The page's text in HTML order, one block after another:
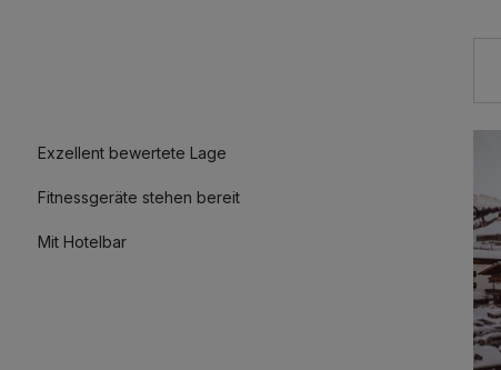
Exzellent bewertete Lage
Fitnessgeräte stehen bereit
Mit Hotelbar